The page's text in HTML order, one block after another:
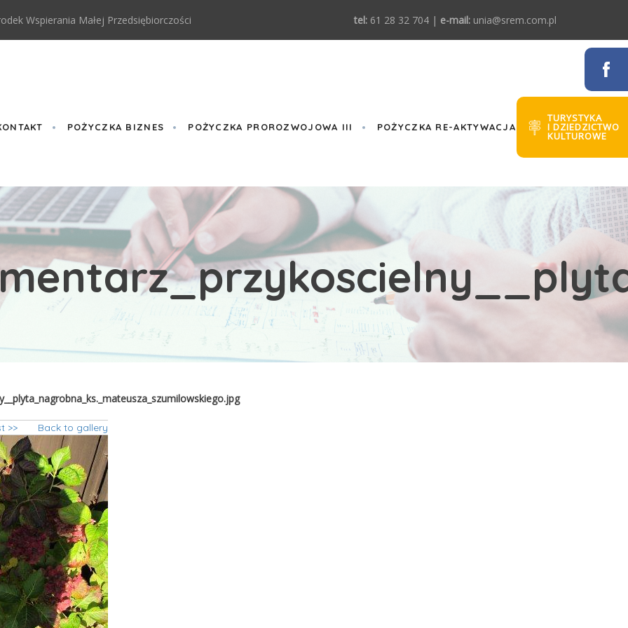
Wspierania Małej Przedsiębiorczości tel: 61 28 32 704 | e-mail: unia@srem.com.pl
POŻYCZKA BIZNES POŻYCZKA PROROZWOJOWA III POŻYCZKA RE-AKTYWACJA
TURYSTYKA
I DZIEDZICTWO
KULTUROWE
>> Back to gallery